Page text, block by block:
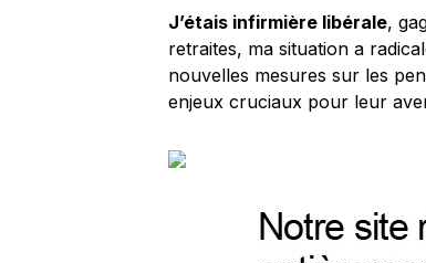
J’étais infirmière libérale,
retraites, ma situation a
nouvelles mesures sur les
enjeux cruciaux pour leur